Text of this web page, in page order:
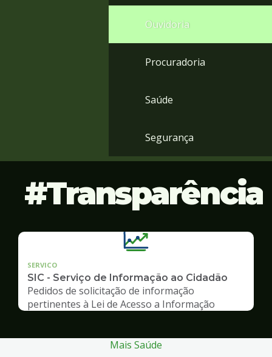
Ouvidoria
Procuradoria
Saúde
Segurança
Transparência
SERVICO
SIC - Serviço de Informação ao Cidadão
Pedidos de solicitação de informação
pertinentes à Lei de Acesso a Informação
Mais Saúde